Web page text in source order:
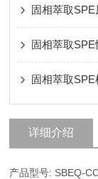
固相萃取
固相萃取
固相萃取
详细介绍
产品型号: SBEQ-